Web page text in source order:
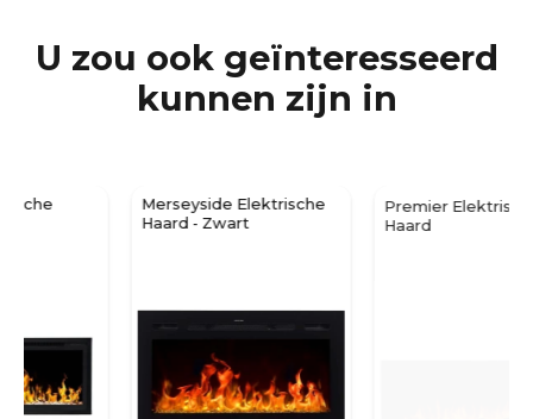
U zou ook geïnteresseerd
kunnen zijn in
Merseyside Elektrische
Haard - Zwart
Premier Elektrische